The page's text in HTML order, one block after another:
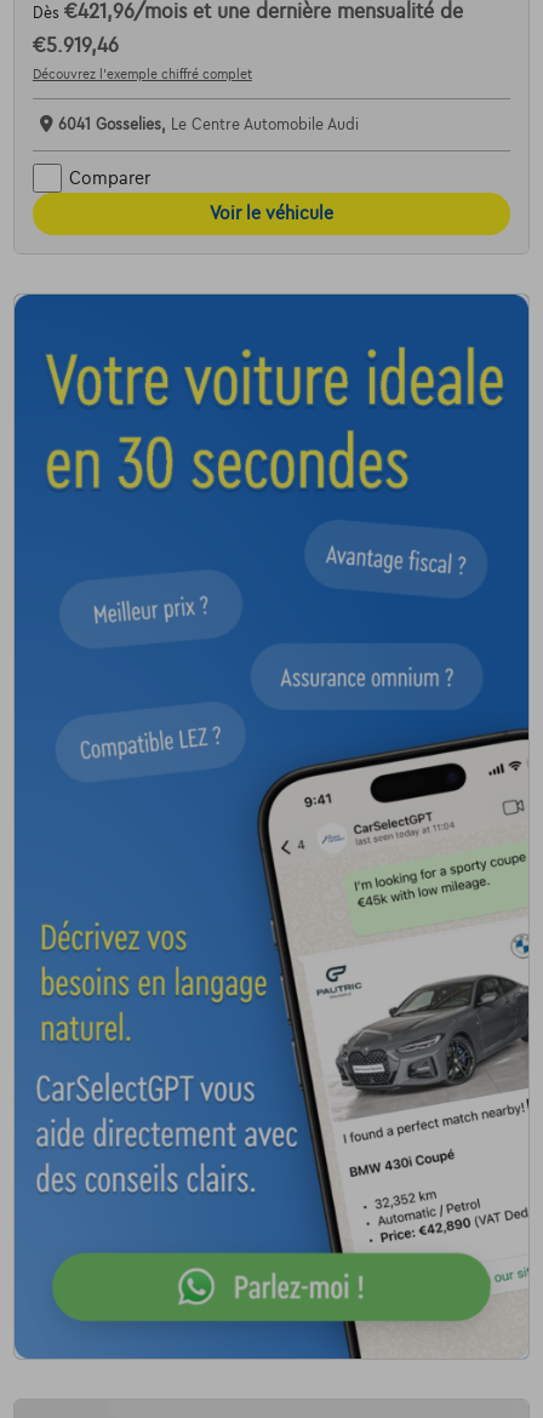
Dès €421,96/mois et une dernière mensualité de
€5.919,46
Découvrez l’exemple chiffré complet
6041 Gosselies, Le Centre Automobile Audi
Comparer
Voir le véhicule